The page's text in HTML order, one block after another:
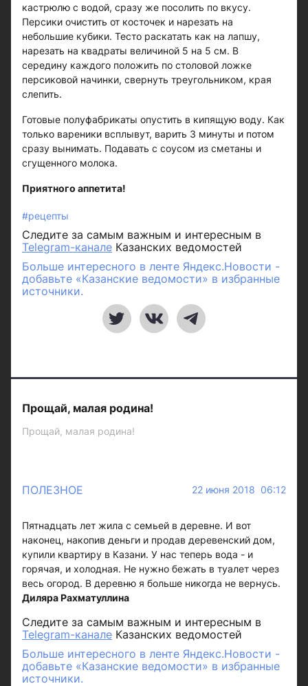
кастрюлю с водой, сразу же посолить по вкусу.
Персики очистить от косточек и нарезать на
небольшие кубики. Тесто раскатать как на лапшу,
нарезать на квадраты величиной 5 на 5 см. В
середину каждого положить по столовой ложке
персиковой начинки, свернуть треугольником, края
слепить.
Готовые полуфабрикаты опустить в кипящую воду. Как
только вареники всплывут, варить 3 минуты и потом
сразу вынимать. Подавать с соусом из сметаны и
сгущенного молока.
Приятного аппетита!
#рецепты
Следите за самым важным и интересным в
Telegram-канале Казанских ведомостей
Больше интересного в ленте Яндекс.Новости -
добавьте «Казанские ведомости» в избранные
источники.
Прощай, малая родина!
Прощай, малая родина!
ПОЛЕЗНОЕ 22 июня 2018 06:12
Пятнадцать лет жила с семьей в деревне. И вот
наконец, накопив деньги и продав деревенский дом,
купили квартиру в Казани. У нас теперь вода - и
горячая, и холодная. Не нужно бежать в туалет через
весь огород. В деревню я больше никогда не вернусь.
Диляра Рахматуллина
Следите за самым важным и интересным в
Telegram-канале Казанских ведомостей
Больше интересного в ленте Яндекс.Новости -
добавьте «Казанские ведомости» в избранные
источники.